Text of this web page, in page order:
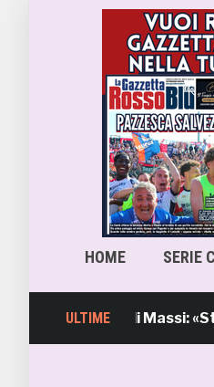
HOME SERIE C
ULTIME
di Massi: «State